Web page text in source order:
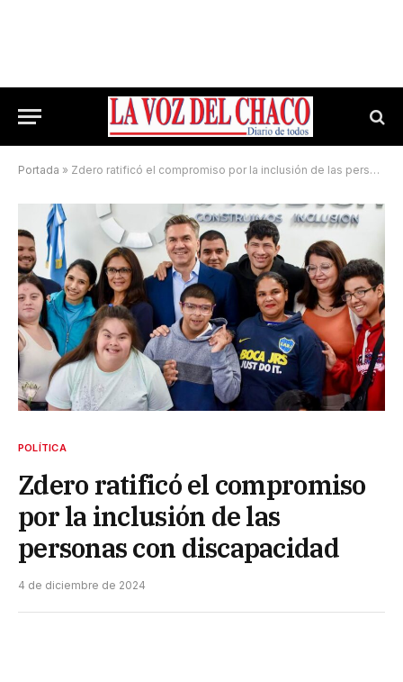
Portada » Zdero ratificó el compromiso por la inclusión de las personas con discapacidad
POLÍTICA
Zdero ratificó el compromiso
por la inclusión de las
personas con discapacidad
4 de diciembre de 2024